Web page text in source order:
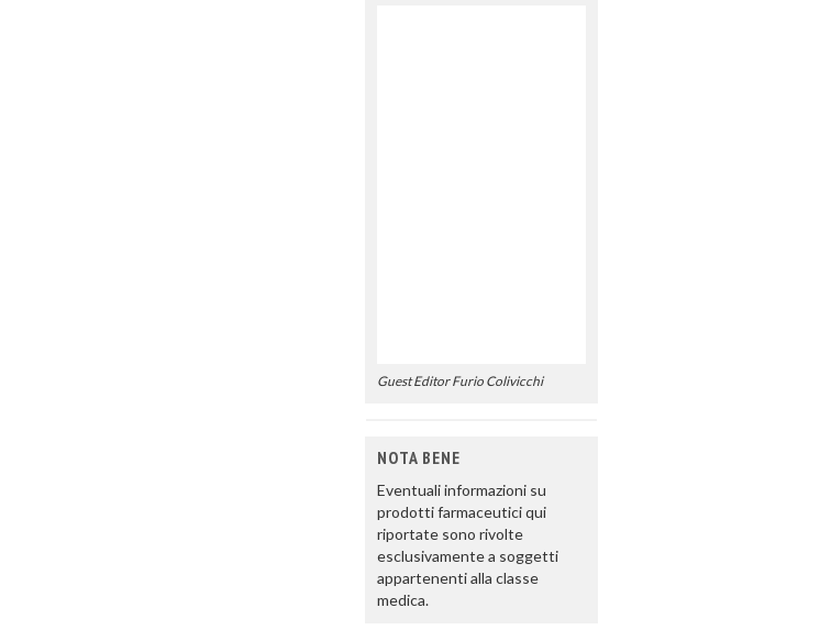
Guest Editor Furio Colivicchi
NOTA BENE
Eventuali informazioni su
prodotti farmaceutici qui
riportate sono rivolte
esclusivamente a soggetti
appartenenti alla classe
medica.